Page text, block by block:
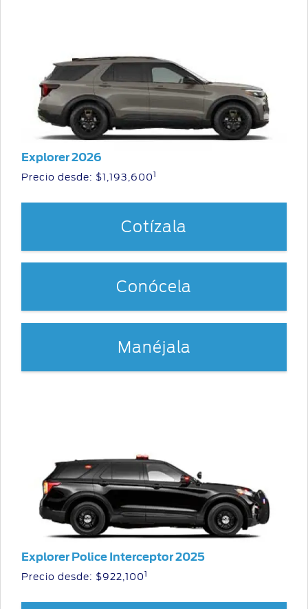
Explorer 2026
Precio desde: $1,193,600
Cotízala
Conócela
Manéjala
Explorer Police Interceptor 2025
Precio desde: $922,100